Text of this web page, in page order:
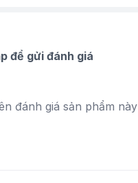
để gửi đánh giá
đánh giá sản phẩm này